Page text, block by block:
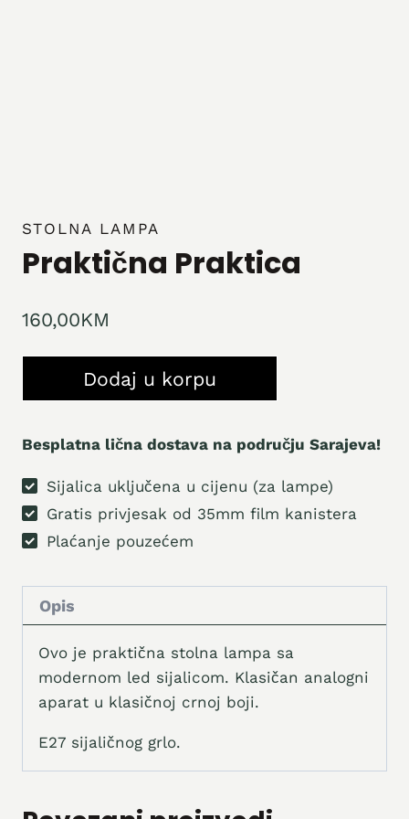
STOLNA LAMPA
Praktična Praktica
160,00KM
Dodaj u korpu
Besplatna lična dostava na području Sarajeva!
Sijalica uključena u cijenu (za lampe)
Gratis privjesak od 35mm film kanistera
Plaćanje pouzećem
Opis
Ovo je praktična stolna lampa sa
modernom led sijalicom. Klasičan analogni
aparat u klasičnoj crnoj boji.
E27 sijaličnog grlo.